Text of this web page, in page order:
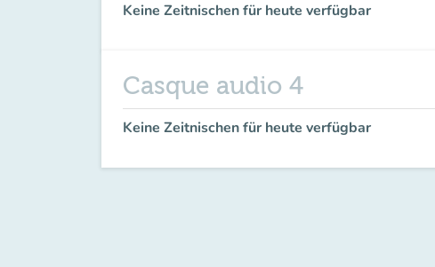
Keine Zeitnischen für heute verfügbar
Casque audio 4
Keine Zeitnischen für heute verfügbar